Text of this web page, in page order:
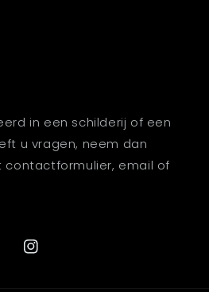
in een schilderij of een
u vragen, neem dan
contactformulier, email of
Instagram